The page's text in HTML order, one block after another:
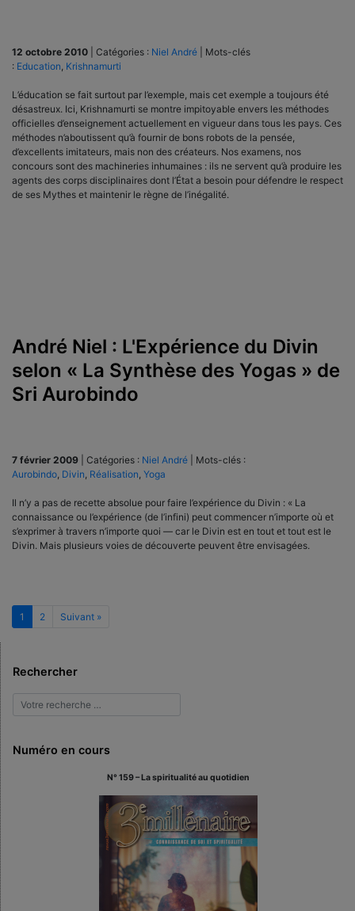
12 octobre 2010 Catégories : Niel André
Mots-clés
: Education, Krishnamurti
L’éducation se fait surtout par l’exemple, mais cet exemple a toujours été
désastreux. Ici, Krishnamurti se montre impitoyable envers les méthodes
officielles d’enseignement actuellement en vigueur dans tous les pays. Ces
méthodes n’aboutissent qu’à fournir de bons robots de la pensée,
d’excellents imitateurs, mais non des créateurs. Nos examens, nos
concours sont des machineries inhumaines : ils ne servent qu’à produire les
agents des corps disciplinaires dont l’État a besoin pour défendre le respect
de ses Mythes et maintenir le règne de l’inégalité.
André Niel : L'Expérience du Divin
selon « La Synthèse des Yogas » de
Sri Aurobindo ‎ ‎
7 février 2009 Catégories : Niel André
Mots-clés :
Aurobindo Divin Réalisation Yoga
Il n’y a pas de recette absolue pour faire l’expérience du Divin : « La
connaissance ou l’expérience (de l’infini) peut commencer n’importe où et
s’exprimer à travers n’importe quoi — car le Divin est en tout et tout est le
Divin. Mais plusieurs voies de découverte peuvent être envisagées.
1 2 Suivant »
Rechercher
Numéro en cours
N° 159 – La spiritualité au quotidien